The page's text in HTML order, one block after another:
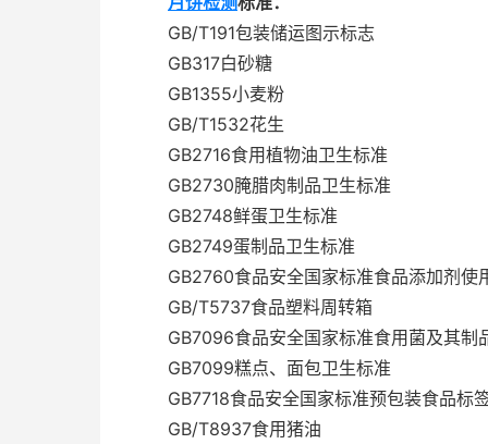
GB/T191包装储运图示标志
GB317白砂糖
GB1355小麦粉
GB/T1532花生
GB2716食用植物油卫生标准
GB2730腌腊肉制品卫生标准
GB2748鲜蛋卫生标准
GB2749蛋制品卫生标准
GB2760食品安全国家标准食品添加剂使
GB/T5737食品塑料周转箱
GB7096食品安全国家标准食用菌及其制
GB7099糕点、面包卫生标准
GB7718食品安全国家标准预包装食品标
GB/T8937食用猪油